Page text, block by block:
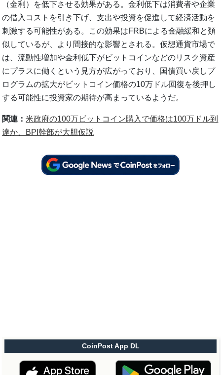
（金利）を低下させる効果がある。金利低下は消費者や企業
の借入コストを引き下げ、支出や投資を促進して経済活動を
刺激する可能性がある。この効果はFRBによる金融緩和と類
似しているが、より間接的な影響とされる。仮想通貨市場で
は、流動性増加や金利低下がビットコインなどのリスク資産
にプラスに働くという見方が広がっており、国債買い戻しプ
ログラムの拡大がビットコイン価格の10万ドル回復を後押し
する可能性に投資家の期待が高まっているようだ。
関連：米政府の100万ビットコイン購入で価格は100万ドル到
達か、BPI幹部が大胆仮説
CoinPost App DL